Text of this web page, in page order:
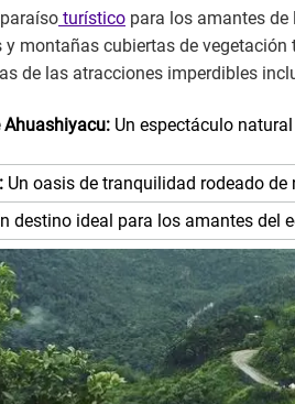
turístico para los amantes
montañas cubiertas de vegetación
de las atracciones imperdibles
Ahuashiyacu: Un espectáculo
Un oasis de tranquilidad rodeado de
destino ideal para los amantes del